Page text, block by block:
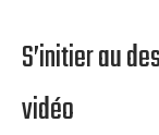
S’initier au
vidéo